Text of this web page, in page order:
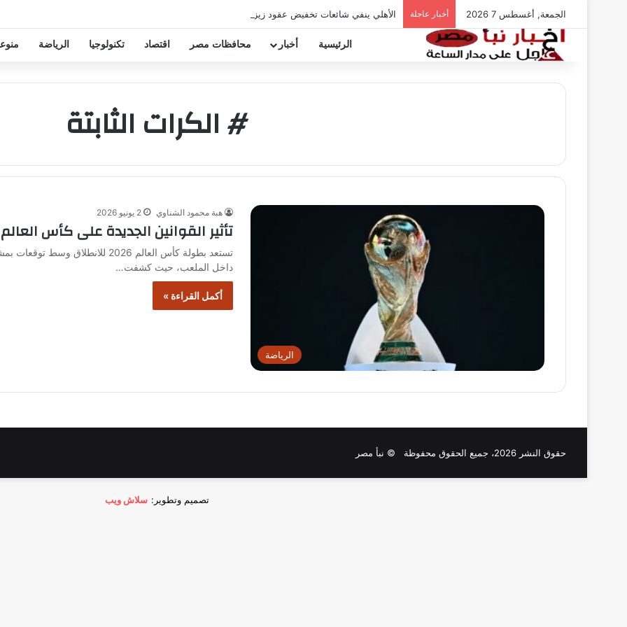
الجمعة, أغسطس 7 2026 أخبار عاجلة الأهلي ينفي شائعات تخفيض عقود زيزو والشناوي
الرئيسية أخبار محافظات مصر اقتصاد تكنولوجيا الرياضة
# الكرات الثابتة
الرياضة
هبة محمود الشناوي 2 يونيو 2026
تأثير القوانين الجديدة على كأس العالم 2026
تستعد بطولة كأس العالم 2026
داخل الملعب، حيث كشفت…
أكمل القراءة »
حقوق النشر 2026، جميع الحقوق محفوظة © نبأ مصر
تصميم وتطوير: سلاش ويب